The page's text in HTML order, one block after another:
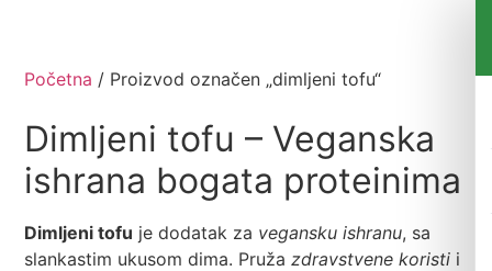
Početna / Proizvod označen „dimljeni tofu“
Dimljeni tofu – Veganska
ishrana bogata proteinima
Dimljeni tofu je dodatak za vegansku ishranu, sa
slankastim ukusom dima. Pružazdravstvene koristi i